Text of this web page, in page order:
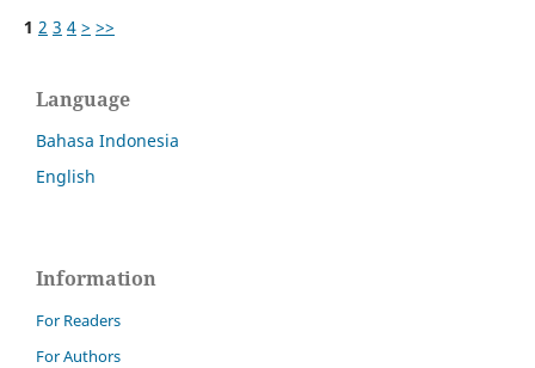
1 2 3 4 > >>
Language
Bahasa Indonesia
English
Information
For Readers
For Authors